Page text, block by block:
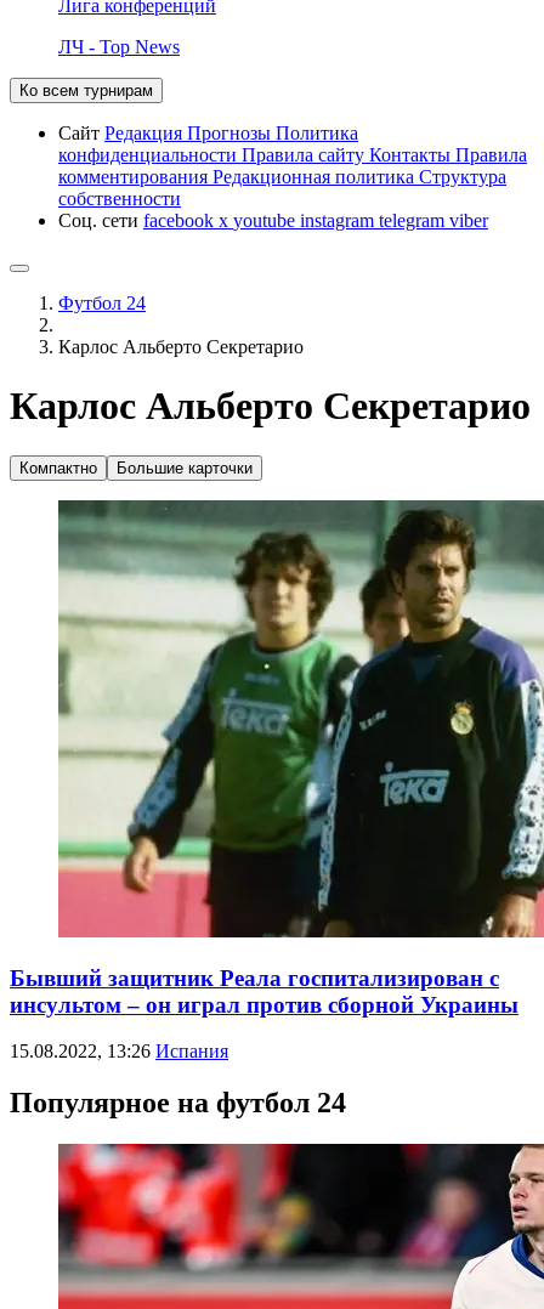
Лига конференций
ЛЧ - Top News
Ко всем турнирам
Сайт Редакция Прогнозы Политика
конфиденциальности Правила сайту Контакты Правила
комментирования Редакционная политика Структура
собственности
Соц. сети facebook x youtube instagram telegram viber
Футбол 24
Карлос Альберто Секретарио
Карлос Альберто Секретарио
Компактно Большие карточки
Бывший защитник Реала госпитализирован с
инсультом – он играл против сборной Украины
15.08.2022, 13:26 Испания
Популярное на футбол 24